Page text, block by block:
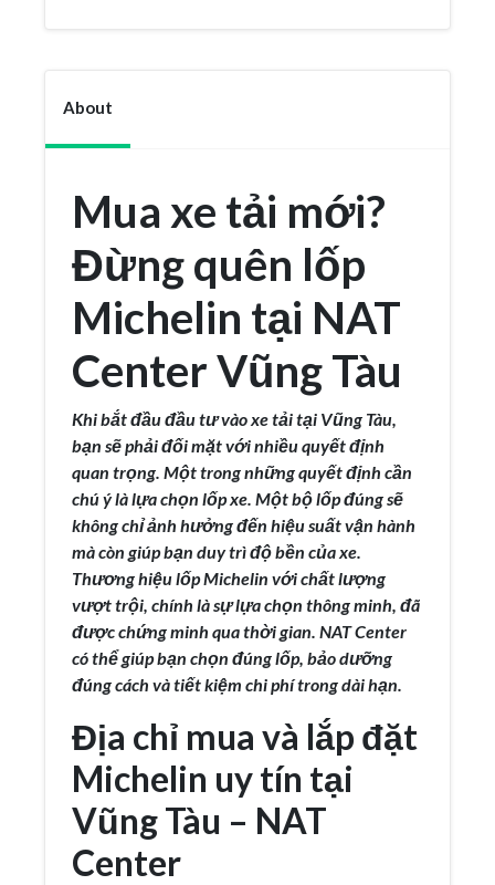
About
Mua xe tải mới?
Đừng quên lốp
Michelin tại NAT
Center Vũng Tàu
Khi bắt đầu đầu tư vào xe tải tại Vũng Tàu,
bạn sẽ phải đối mặt với nhiều quyết định
quan trọng. Một trong những quyết định cần
chú ý là lựa chọn lốp xe. Một bộ lốp đúng sẽ
không chỉ ảnh hưởng đến hiệu suất vận hành
mà còn giúp bạn duy trì độ bền của xe.
Thương hiệu lốp Michelin với chất lượng
vượt trội, chính là sự lựa chọn thông minh, đã
được chứng minh qua thời gian. NAT Center
có thể giúp bạn chọn đúng lốp, bảo dưỡng
đúng cách và tiết kiệm chi phí trong dài hạn.
Địa chỉ mua và lắp đặt
Michelin uy tín tại
Vũng Tàu – NAT
Center